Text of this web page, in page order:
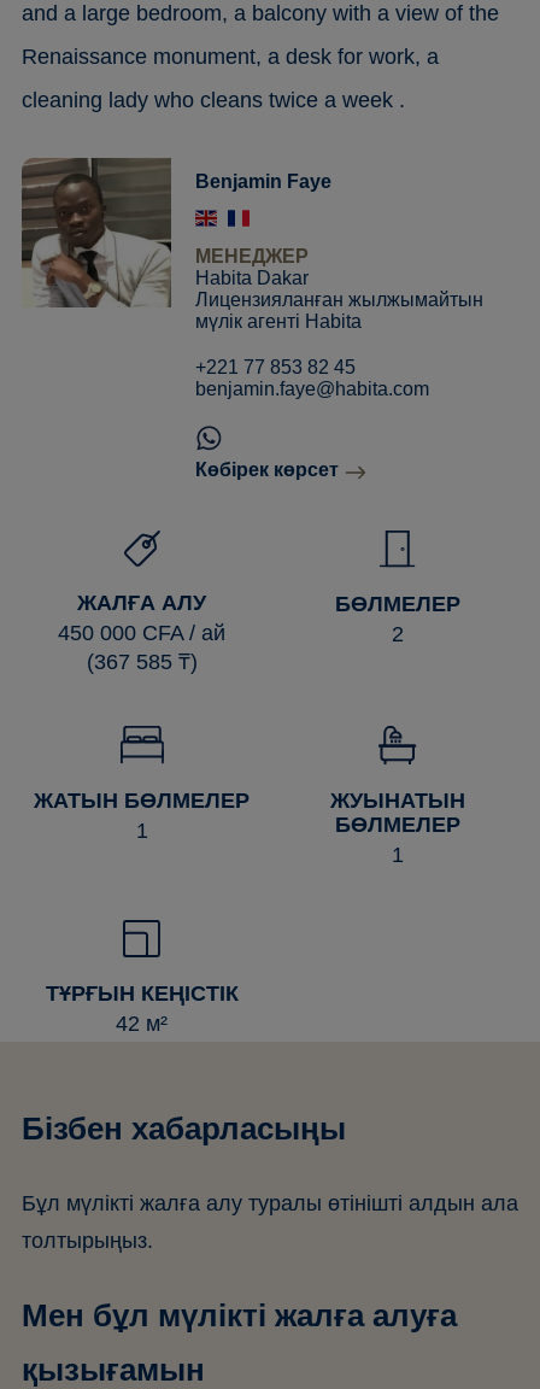
and a large bedroom, a balcony with a view of the
Renaissance monument, a desk for work, a
cleaning lady who cleans twice a week .
Benjamin Faye
МЕНЕДЖЕР
Habita Dakar
Лицензияланған жылжымайтын
мүлік агенті Habita
+221 77 853 82 45
benjamin.faye@habita.com
Көбірек көрсет
ЖАЛҒА АЛУ
450 000 CFA / ай
(367 585 ₸)
БӨЛМЕЛЕР
2
ЖАТЫН БӨЛМЕЛЕР
1
ЖУЫНАТЫН
БӨЛМЕЛЕР
1
ТҰРҒЫН КЕҢІСТІК
42 м²
Бізбен хабарласыңы
Бұл мүлікті жалға алу туралы өтінішті алдын ала
толтырыңыз.
Мен бұл мүлікті жалға алуға
қызығамын